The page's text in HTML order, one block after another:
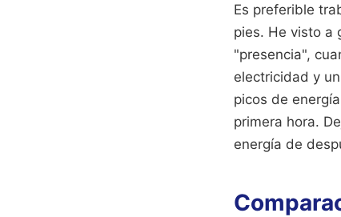
Es preferible
pies. He visto a
"presencia",
electricidad y
picos de
primera hora.
energía de